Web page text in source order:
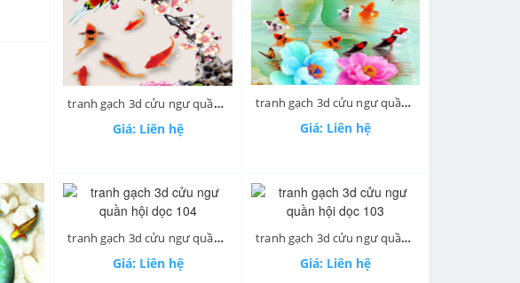
tranh gạch 3d cửu ngư quần hội dọc 108
Giá: Liên hệ
tranh gạch 3d cửu ngư quần hội dọc 107
Giá: Liên hệ
tranh gạch 3d cửu ngư quần hội dọc 104
Giá: Liên hệ
tranh gạch 3d cửu ngư quần hội dọc 103
Giá: Liên hệ